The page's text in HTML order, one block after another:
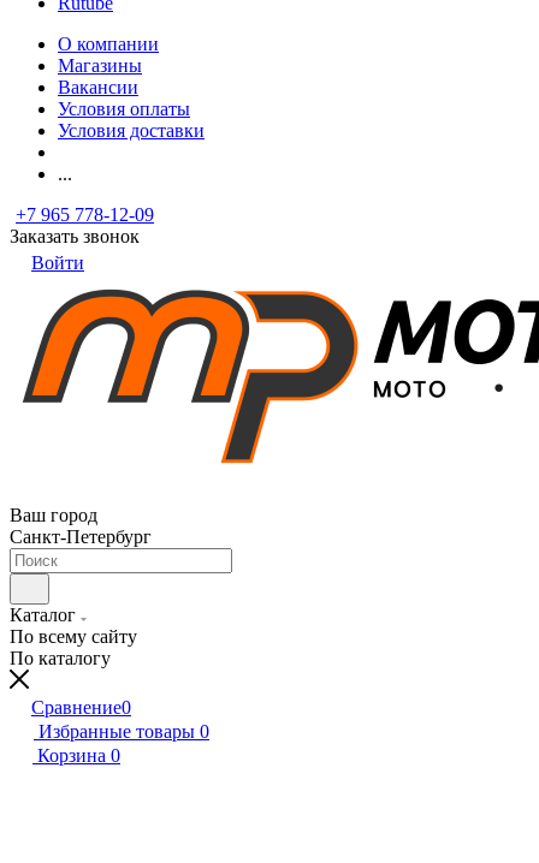
О компании
Магазины
Вакансии
Условия оплаты
Условия доставки
...
+7 965 778-12-09
Заказать звонок
Войти
Ваш город
Санкт-Петербург
Каталог
По всему сайту
По каталогу
Сравнение0
Избранные товары 0
Корзина 0